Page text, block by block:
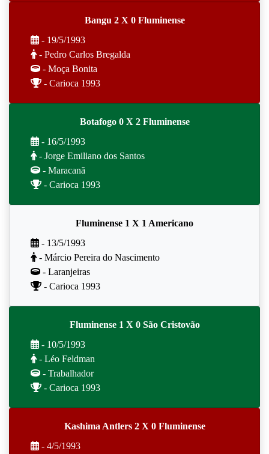
Bangu 2 X 0 Fluminense
- 19/5/1993
- Pedro Carlos Bregalda
- Moça Bonita
- Carioca 1993
Botafogo 0 X 2 Fluminense
- 16/5/1993
- Jorge Emiliano dos Santos
- Maracanã
- Carioca 1993
Fluminense 1 X 1 Americano
- 13/5/1993
- Márcio Pereira do Nascimento
- Laranjeiras
- Carioca 1993
Fluminense 1 X 0 São Cristovão
- 10/5/1993
- Léo Feldman
- Trabalhador
- Carioca 1993
Kashima Antlers 2 X 0 Fluminense
- 4/5/1993